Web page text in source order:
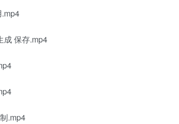
成 保存.mp4
.mp4